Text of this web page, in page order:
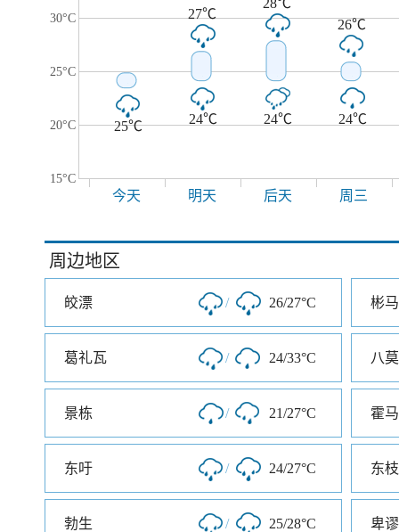
30°C
25°C
20°C
15°C
25℃
27℃
24℃
28℃
24℃
26℃
24℃
今天 明天 后天 周三
周边地区
皎漂 / 26/27°C 彬
葛礼瓦 / 24/33°C 八莫
景栋 / 21/27°C 霍
东吁 / 24/27°C 东
勃生 / 25/28°C 卑谬